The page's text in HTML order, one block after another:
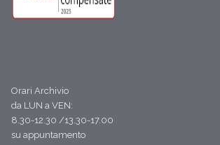
Orari Archivio
da LUN a VEN:
8.30-12.30 /13.30-17.00
su appuntamento